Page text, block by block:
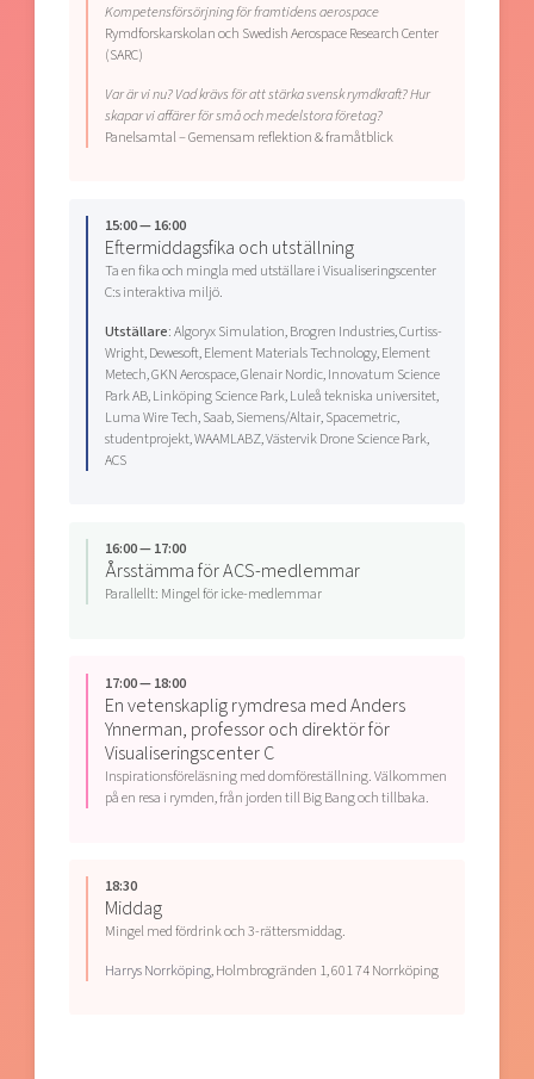
Kompetensförsörjning för framtidens aerospace
Rymdforskarskolan och Swedish Aerospace Research Center
(SARC)
Var är vi nu? Vad krävs för att stärka svensk rymdkraft? Hur
skapar vi affärer för små och medelstora företag?
Panelsamtal – Gemensam reflektion & framåtblick
15:00 — 16:00
Eftermiddagsfika och utställning
Ta en fika och mingla med utställare i Visualiseringscenter
C:s interaktiva miljö.
Utställare: Algoryx Simulation, Brogren Industries, Curtiss-
Wright, Dewesoft, Element Materials Technology, Element
Metech, GKN Aerospace, Glenair Nordic, Innovatum Science
Park AB, Linköping Science Park, Luleå tekniska universitet,
Luma Wire Tech, Saab, Siemens/Altair, Spacemetric,
studentprojekt, WAAMLABZ, Västervik Drone Science Park,
ACS
16:00 — 17:00
Årsstämma för ACS-medlemmar
Parallellt: Mingel för icke-medlemmar
17:00 — 18:00
En vetenskaplig rymdresa med Anders
Ynnerman, professor och direktör för
Visualiseringscenter C
Inspirationsföreläsning med domföreställning. Välkommen
på en resa i rymden, från jorden till Big Bang och tillbaka.
18:30
Middag
Mingel med fördrink och 3-rättersmiddag.
Harrys Norrköping, Holmbrogränden 1, 601 74 Norrköping